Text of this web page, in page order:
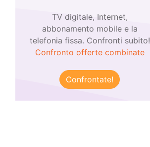
TV digitale, Internet,
abbonamento mobile e la
telefonia fissa. Confronti subito!
Confronto offerte combinate
Confrontate!